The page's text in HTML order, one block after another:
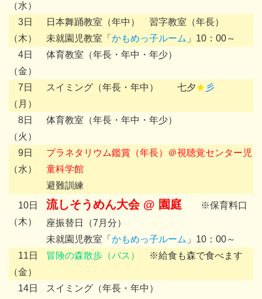
（水）
3日
（木）
日本舞踊教室（年中） 習字教室（年長）
未就園児教室「 かもめっ子ルーム 」10：00～
4日
（金）
体育教室（年長・年中・年少）
7日
（月）
スイミング（年長・年中） 七夕★ 彡
8日
（火）
体育教室（年長・年中・年少）
9日
（水）
プラネタリウム鑑賞（年長）＠視聴覚センター児
童科学館
避難訓練
10日
（木）
流しそうめん大会 @ 園庭 ※保育料口
座振替日（7月分）
未就園児教室「 かもめっ子ルーム 」10：00～
11日
（金）
冒険の森散歩（バス） ※給食も森で食べます
14日
スイミング（年長・年中）